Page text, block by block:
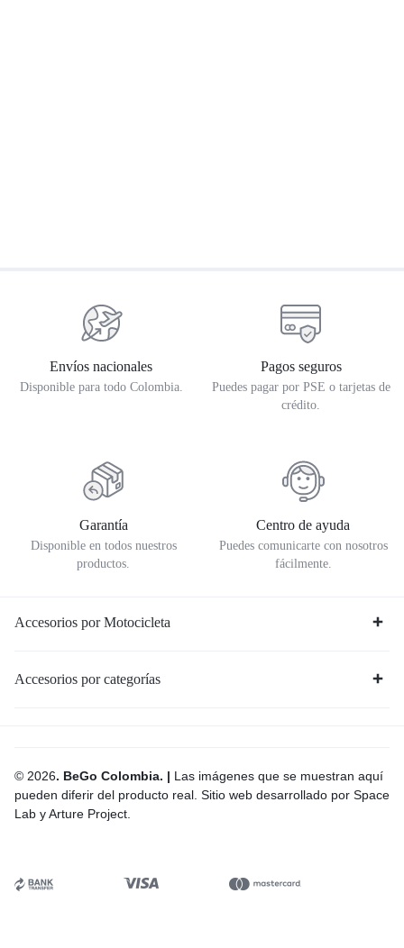
Envíos nacionales
Disponible para todo Colombia.
Pagos seguros
Puedes pagar por PSE o tarjetas de
crédito.
Garantía
Disponible en todos nuestros
productos.
Centro de ayuda
Puedes comunicarte con nosotros
fácilmente.
Accesorios por Motocicleta
Accesorios por categorías
© 2026. BeGo Colombia. | Las imágenes que se muestran aquí
pueden diferir del producto real. Sitio web desarrollado por Space
Lab y Arture Project.